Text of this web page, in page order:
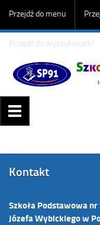
Przejdź do menu
Przejdź do wyszukiwarki
Kontakt
Szkoła Podstawowa
Józefa Wybickiego w